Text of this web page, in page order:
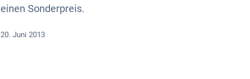
einen Sonderpreis.
20. Juni 2013